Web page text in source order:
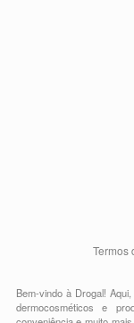
Termos
Bem-vindo à Drogal!
dermocosméticos e